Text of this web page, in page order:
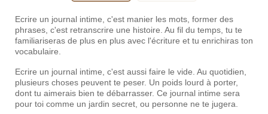
Ecrire un journal intime, c'est manier les mots, former des
phrases, c'est retranscrire une histoire. Au fil du temps, tu te
familiariseras de plus en plus avec l'écriture et tu enrichiras ton
vocabulaire.
Ecrire un journal intime, c'est aussi faire le vide. Au quotidien,
plusieurs choses peuvent te peser. Un poids lourd à porter,
dont tu aimerais bien te débarrasser. Ce journal intime sera
pour toi comme un jardin secret, ou personne ne te jugera.